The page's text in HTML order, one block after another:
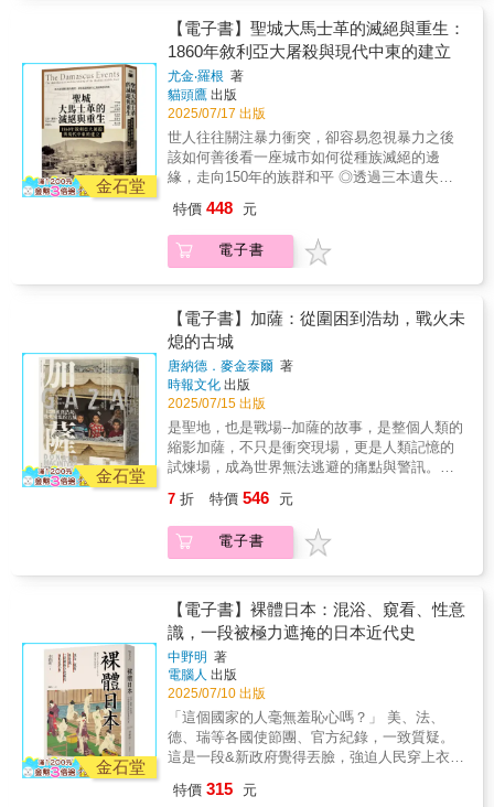
解與詮釋過往的歷史。如同台灣複雜的歷史記
憶，讀者將可透過本書從歷史、法理、地理與
政治交織處，探索二戰後的記憶之戰，挖掘形
塑今日中國、日本、韓國與台灣等國家之間的
關係與東亞局勢之關鍵所在。 ◎國內外學界一
致好評 顧教授是少數同時了解東亞兩種語言，
並能在撰寫歷史時兼顧中日雙方觀點的學者。
──川島真，日本東京大學教養學部國際關係學
實地訪談歷史見證人，兼具學術的嚴謹性與敘
述的生動性，我們可以從字裡行間觀察到作者
作為歷史學家的深刻而敏銳的洞察力。──劉
傑，日本早稻田大學社會科學總合學術院教授
十個年頭，然而東亞主要國家對於日本殖民和
戰爭的道歉與賠償問題，仍有諸多爭議。與一
般的認知不同，顧若鵬認為戰後東亞之所以未
能實現正義，並非只是日本拒絕反省或賠償，
而是戰後日本、中國和臺灣的領導人，對戰罪
審判本身及其相關歷史記憶的操控與利用，導
致對正義的追尋，遺失在戰後紛雜的去帝國、
去殖民、樹立政權合法性和重塑國族認同等運
動的歷史脈絡中。這是一本以跨國比較與國際
關係的宏觀視野來探討東亞戰後審判和歷史正
義的精闢之作。 ―― 楊孟軒，美國密蘇里大學
歷史系副教授 在全球民粹主義與民族主義盛行
的時代，本書如一股清流，從多元視角深入剖
義與和解者的必讀之作。 ―― 常成，香港科技
大學人文學部副教授 本書論述時並不遵從任何
單一國家敘事，而是深刻的比對不同地區記憶
生產的多重樣貌，並強調記憶的流動性與抵抗
性。顧教授透過北疃村老人的證詞與國家話語
的對比，提醒讀者：「記得什麼」、「如何記
得」、「誰來記得」始終是高度政治化的問
題。──蕭道中，輔仁大學歷史學系副教授兼系
主任 本書跳脫國別史的框架，從「歷史記憶」
的競爭作為出發點，探究日本帝國中心、帝國
要重新閱讀這段被忽略的亞洲史。這不只是日
本人該讀的歷史，更是讓我們看清亞洲、理解
當代世界的必讀之書。【本書特色】★從模仿
到對抗：深描日本如何從「中國中心秩序」的
邊陲，轉化為「脫亞入歐」的推動者。 → 唐
朝的影響有多深？日本又是如何一步步「去中
國化」？★政治X思想X制度的三重辯證：從律
令、國風文化到明治憲政與殖民治理，讀懂權
力與思想如何交織演變。 → 不只是歷史事
件，更是制度選擇與思想變革的紀錄。★跳脫
為軸，重構日本的歷史定位與對外姿態。 →
不再只看日本內部，而是讓中國、朝鮮與世界
都走進日本史的敘述現場。
佳入門指南，更是你與未來世界接軌的重要橋
樑！
本書敘述東南亞的人們在過去幾萬年來如何創
造他們的多樣性社會與文化。幾千年來，東南
亞一直是全球交流的重要交叉口。其他地區的
權力多半由中央掌控，東南亞的歷史卻是貿
易、觀念與社會關係的複雜網絡。東南亞人運
用來自世界各地的影響，創造並改造他們的文
化價值。本書作者整理人類學、考古學、歷史
與其他學科的最新文獻，突顯貫穿歷史的廣泛
主題，包括東南亞眾多古國的盛與衰、各種不
同宗教的流傳與在地化、性別方面的寬容與彈
在後殖民世界建立現代國家。這是一本容易親
近的歷史讀本，全覽綜觀東南亞，擺脫過去僅
將其視為殖民客體的偏頗角度，展現東南亞人
和剛接觸東南亞歷史的人一段趣味盎然的閱讀
體驗。透過本書能了解到：⊙ 東南亞早期人類
從採獵生活轉型成農耕定居的過程，關連到南
島語系族群遷徙與台灣在其中的意義。⊙ 吳
哥、蒲甘、室利佛逝、滿者伯夷等古代強大王
國如何興起與衰落，又具有怎樣的文化特徵。⊙
婆羅門教、上座部佛教、伊斯蘭教、天主教和
儒家思想在東南亞如何流傳，又如何被當地人
文對於東南亞的政治產生什麼影響。⊙ 東南亞
以及跨性別行為呈現出的文化樣貌。⊙ 如何理
解東南亞眾多的族群和語言群體，他們彼此之
間有過什麼重要的互動交流，發展出怎樣的關
係。⊙ 東南亞各國如何在殖民強權的壓力下展
現韌性與策略，並形成今日的國家版圖。⊙ 東
南亞二十世紀之後的教育、文化、經濟情況，
以及東協（ASEAN）的創立與理念。（本書包
含20幅地圖＋35張照片）東南亞涵蓋國家：汶
萊、柬埔寨、印尼、寮國、馬來西亞、緬甸、
菲律賓、新加坡、泰國、東帝汶、越南。
金石堂
【電子書】聖城大馬士革的滅絕與重生：
1860年敘利亞大屠殺與現代中東的建立
尤金‧羅根 著
貓頭鷹 出版
2025/07/17 出版
世人往往關注暴力衝突，卻容易忽視暴力之後
該如何善後看一座城市如何從種族滅絕的邊
緣，走向150年的族群和平 ◎透過三本遺失的
報2024年歷史類選書◎《鄂圖曼帝國的殞
落》、《阿拉伯人500年史》作者最新力作◎特
別收錄作者2025年版序言，反思敘利亞內戰與
場延續八天的血腥屠戮。原本起自於黎巴嫩山
的衝突蔓延到了大馬士革，導致5000名基督徒
喪生，數千店家被洗劫，教堂與修道院也被夷
為平地。此一事件在中東近代史上是個關鍵時
刻，敘利亞人和黎巴嫩人將其視為與二十世紀
法國命運相連的源頭，黎巴嫩人更將此後每次
內戰都歸因於這場屠殺，此外也有人認為事件
本身預示了往後亞美尼亞遭遇的種族滅絕。不
過，大馬士革在這場衝突之後，卻也迎來了重
生與之後150年的族群和平。此一事件也象徵著
的新樣貌。本書將透過三本遺失的筆記本，探
討這座多元族群宗教的城市如何一夕間陷入暴
力與仇恨？血腥衝突後，在仇視且撕裂的族群
的土地上燃起煙火地中海東岸的敘利亞與黎巴
嫩自古就是猶太人、基督教徒、穆斯林的神聖
之地，其中聖城大馬士革是朝聖的起點，也是
交通樞紐、人文薈萃之所。不過今日卻是戰火
不絕成為中東火藥庫之一。19世紀，這片土地
的主人鄂圖曼帝國，面臨著前所未有的挑戰。
帝國被稱為「歐洲病夫」，在周遭強國的威脅
與壓力下，不得不進行改革。改革的結果卻讓
優勢，而保守傳統的穆斯林地主開始對此反轉
特價 448 元
電子書
金石堂
【電子書】加薩：從圍困到浩劫，戰火未
熄的古城
唐納德．麥金泰爾 著
時報文化 出版
2025/07/15 出版
是聖地，也是戰場--加薩的故事，是整個人類的
縮影加薩，不只是衝突現場，更是人類記憶的
試煉場，成為世界無法逃避的痛點與警訊。歷
另一輪引爆。我們需要讀懂加薩，因為這裡濃
縮了世界的不公與複雜。也可能，是我們嘗試
走向理解與和平的第一步。「這是一本關於一
點。本書由長駐耶路撒冷八年的國際資深記者
執筆，以第一手見聞與歷史深度，深入描繪這
片狹長土地長久以來的日常與戰爭、壓迫與抵
抗、絕望與希望，並直視加薩衝突的核心。 ＊
全景式描寫加薩的歷史與現狀本書不僅記錄了
加薩的當代戰爭與政治衝突，還回溯了加薩從
鄂圖曼帝國時期（1917年）到奧斯陸和平進程
（1995年），再到哈瑪斯掌權（2006年）及其
後的圍困與戰爭的發展歷程。讓讀者能夠從歷
史脈絡理解加薩的悲劇，而不只是看到當前的
7 折 特價 546 元
電子書
金石堂
【電子書】裸體日本：混浴、窺看、性意
識，一段被極力遮掩的日本近代史
中野明 著
電腦人 出版
2025/07/10 出版
「這個國家的人毫無羞恥心嗎？」 美、法、
德、瑞等各國使節團、官方紀錄，一致質疑。
這是一段&新政府覺得丟臉，強迫人民穿上衣
黑歷史 ?! & 下町老街的公共浴場、混浴傳說，
特價 315 元